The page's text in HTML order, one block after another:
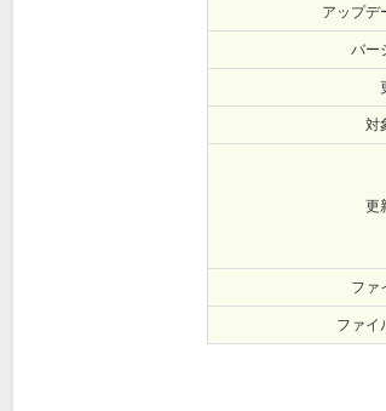
アップデ
バー
対
更
ファ
ファイ